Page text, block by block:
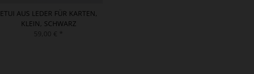
ETUI AUS LEDER FÜR KARTEN,
KLEIN, SCHWARZ
59,00 € *